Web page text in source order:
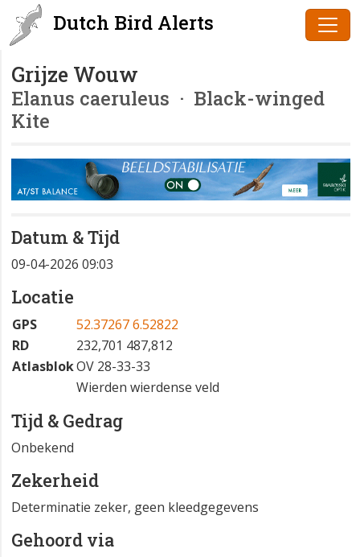
Dutch Bird Alerts
Grijze Wouw
Elanus caeruleus · Black-winged
Kite
Datum & Tijd
09-04-2026 09:03
Locatie
GPS
52.37267 6.52822
RD
232,701 487,812
AtlasblokOV 28-33-33
Wierden wierdense veld
Tijd & Gedrag
Onbekend
Zekerheid
Determinatie zeker, geen kleedgegevens
Gehoord via